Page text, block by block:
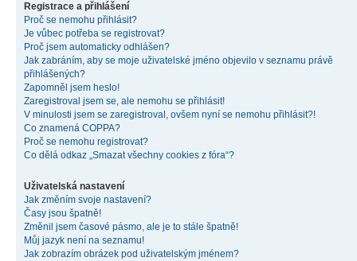
Registrace a přihlášení
Proč se nemohu přihlásit?
Je vůbec potřeba se registrovat?
Proč jsem automaticky odhlášen?
Jak zabráním, aby se moje uživatelské jméno objevilo v seznamu právě
přihlášených?
Zapomněl jsem heslo!
Zaregistroval jsem se, ale nemohu se přihlásit!
V minulosti jsem se zaregistroval, ovšem nyní se nemohu přihlásit?!
Co znamená COPPA?
Proč se nemohu registrovat?
Co dělá odkaz „Smazat všechny cookies z fóra“?
Uživatelská nastavení
Jak změním svoje nastavení?
Časy jsou špatně!
Změnil jsem časové pásmo, ale je to stále špatně!
Můj jazyk není na seznamu!
Jak zobrazím obrázek pod uživatelským jménem?